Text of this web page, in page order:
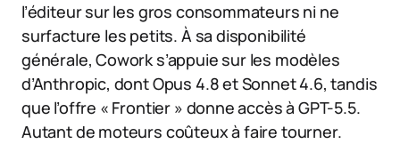
l’éditeur sur les gros consommateurs ni ne
surfacture les petits. À sa disponibilité
générale, Cowork s’appuie sur les modèles
d’Anthropic, dont Opus 4.8 et Sonnet 4.6, tandis
que l’offre « Frontier » donne accès à GPT-5.5.
Autant de moteurs coûteux à faire tourner.